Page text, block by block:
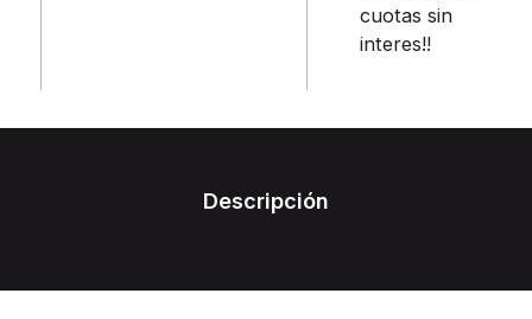
cuotas sin
interes!!
Descripción